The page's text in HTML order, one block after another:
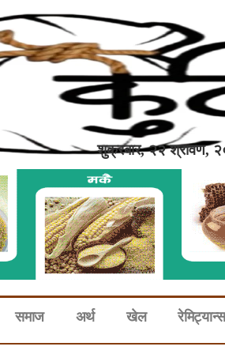
शुक्रबार, २२ श्रावण,
समाज अर्थ खेल रेमिट्यान्स